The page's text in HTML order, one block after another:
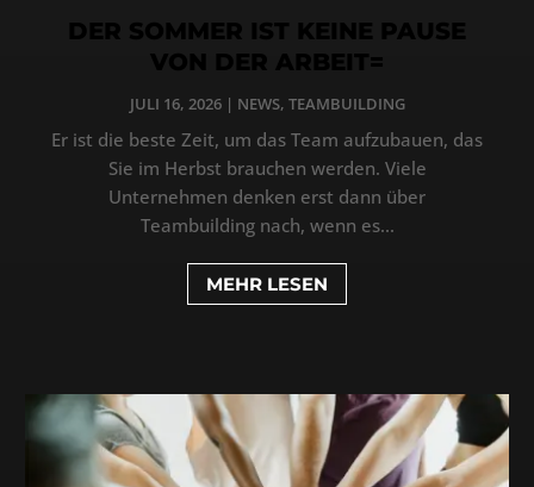
DER SOMMER IST KEINE PAUSE
VON DER ARBEIT=
JULI 16, 2026| NEWS, TEAMBUILDING
Er ist die beste Zeit, um das Team aufzubauen, das
Sie im Herbst brauchen werden. Viele
Unternehmen denken erst dann über
Teambuilding nach, wenn es...
MEHR LESEN